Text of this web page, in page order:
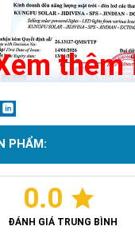
Chứng nhận ISO 9001:2015
thêm
PHẨM:
0.0
ĐÁNH GIÁ TRUNG BÌNH